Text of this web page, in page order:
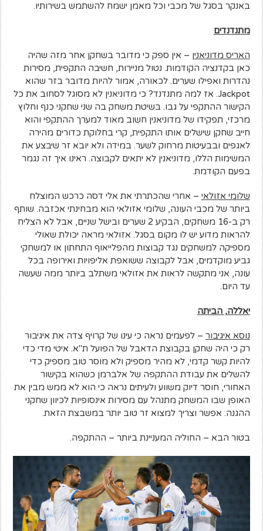
באנקר בסגל של מכבי וכל מאמן ישמח להשתמש בשירותיו.
מתנדנדים
האריס מדוניאנין – אין ספק כי מדובר בשחקן אחר מזה שהיה
כאן בקדנציה הקודמות. נטול מניירות, חשיבה התקפית, מסירות
נהדרות ואפילו שערים. לכאורה, אמור להיות מדובר בזר שהוא
Jackpot. אז למה מתנדנד? כי מדוניאנין לא מסוגל לסחוב את כל
הקישור ההתקפי על גבו. בשיטת משחק בה שני שחקני כנף וחלוץ
מרכזי, תפקידו של מדוניאנין חשוב מאוד למערך ההתקפי והוא
חייב שחקן שישלים אותו התקפית, קרי בחלוקת כדורים מהירה
לאגפים ובבעיטות מרחוק לשער. במידה ולא יובא זר שיבצע את
המשימות הללו, מדוניאנין לא יתאים לקבוצה. ראינו איך זה נגמר
בפעם הקודמת.
שלומי אזולאי – אחרי שהכתרתי את אלי דסה כרכש המוצלח
ביותר של מכבי העונה, שלומי אזולאי הוא מבחינתי אכזבה. שותף
רק ב-16 משחקים, הבקיע 2 שערים ובישל שניים, אבל לא הצליח
להראות מדוע יש לו מקום בסגל. אזולאי מראה יכולת שאולי
מספיקה למשחקים נגד קבוצות מהפלייאוף התחתון או למשחקי
גביע מוקדמים, אבל לקבוצה ששואפת אליפויות ואירופה בכל
עונה, אני מתקשה לראות את אזולאי משתלב ביותר ממה שעשה
עד היום.
יאללה, הביתה
נוסא איגיבור – לפעמים נראה כי עינו של קרויף צדה את איגיבור
רק כי היה שחקן בקבוצת הדאבל של הפועל ת"א. איטי מדי כדי
להיות קשר קדמי, לא מהיר מספיק ולא מוסר טוב מספיק כדי
להשלים את עבודת ההתקפה של אלברמן כשהוא בקישור
האחורי, חוסר דיוק משווע ולעיתים נראה כי הוא לא ממש מבין את
האופן שבו המשחק מתנהל עם מסירות אינסופיות לכיוון שחקני
ההגנה. אפשר וצריך למצוא זר טוב יותר במשבצת הזאת.
בטור הבא – החוליה המעניינת ביותר – ההתקפה.